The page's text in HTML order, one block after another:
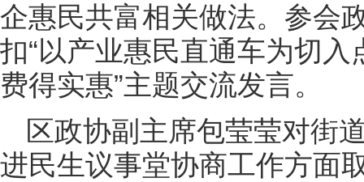
企惠民共富相关做法。参会
扣“以产业惠民直通车为切入
费得实惠”主题交流发言。
区政协副主席包莹莹对街
进民生议事堂协商工作方面